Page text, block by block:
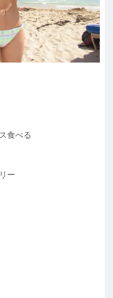
食べる
ー